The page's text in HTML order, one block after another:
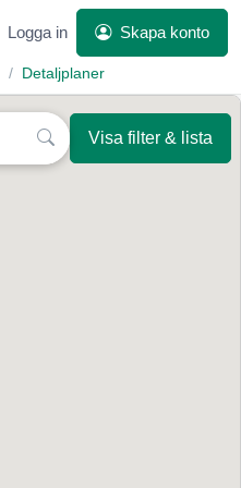
Logga in Skapa konto
Detaljplaner
Visa filter & lista